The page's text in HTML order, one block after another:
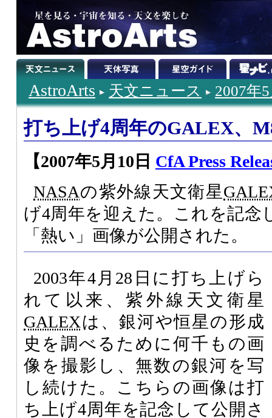
AstroArts 天文ニュース 2007年
打ち上げ4周年のGALEX、
【2007年5月10日 CfA Press
NASAの紫外線天文衛星
げ4周年を迎えた。これを記念
「熱い」画像が公開された。
2003年4月28日に打ち上げら
れて以来、紫外線天文衛星
GALEXは、銀河や恒星の形成
史を調べるために何千もの画
像を撮影し、無数の銀河を写
し続けた。こちらの画像は打
ち上げ4周年を記念して公開さ